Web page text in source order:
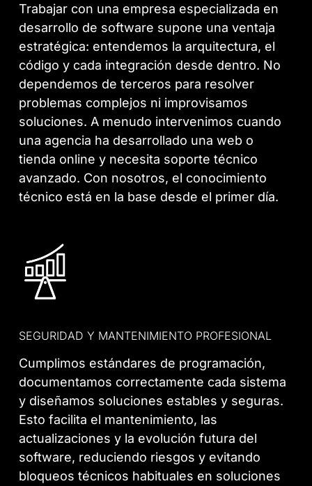
Trabajar con una empresa especializada en
desarrollo de software supone una ventaja
estratégica: entendemos la arquitectura, el
código y cada integración desde dentro. No
dependemos de terceros para resolver
problemas complejos ni improvisamos
soluciones. A menudo intervenimos cuando
una agencia ha desarrollado una web o
tienda online y necesita soporte técnico
avanzado. Con nosotros, el conocimiento
técnico está en la base desde el primer día.
SEGURIDAD Y MANTENIMIENTO PROFESIONAL
Cumplimos estándares de programación,
documentamos correctamente cada sistema
y diseñamos soluciones estables y seguras.
Esto facilita el mantenimiento, las
actualizaciones y la evolución futura del
software, reduciendo riesgos y evitando
bloqueos técnicos habituales en soluciones